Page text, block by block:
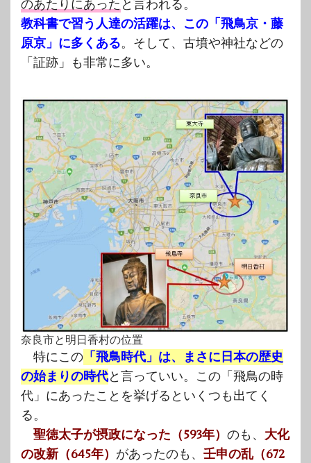
のあたりにあった と言われる。
教科書で習う人達の活躍は、この「飛鳥京・藤
原京」に多くある。そして、古墳や神社などの
「証跡」も非常に多い。
奈良市と明日香村の位置
特にこの 「飛鳥時代」は、まさに日本の歴史
の始まりの時代と言っていい。この「飛鳥の時
代」にあったことを挙げるといくつも出てく
る。
聖徳太子が摂政になった（593年） のも、 大化
の改新（645年） があったのも、 壬申の乱（672